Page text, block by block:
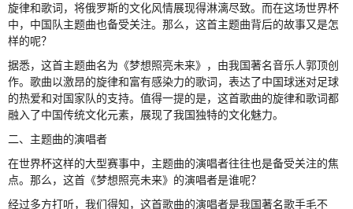
旋律和歌词，将俄罗斯的文化风情展现得淋漓尽致。而在这场世界杯
中，中国队主题曲也备受关注。那么，这首主题曲背后的故事又是怎
样的呢？
据悉，这首主题曲名为《梦想照亮未来》，由我国著名音乐人郭顶创
作。歌曲以激昂的旋律和富有感染力的歌词，表达了中国球迷对足球
的热爱和对国家队的支持。值得一提的是，这首歌曲的旋律和歌词都
融入了中国传统文化元素，展现了我国独特的文化魅力。
二、主题曲的演唱者
在世界杯这样的大型赛事中，主题曲的演唱者往往也是备受关注的焦
点。那么，这首《梦想照亮未来》的演唱者是谁呢？
经过多方打听，我们得知，这首歌曲的演唱者是我国著名歌手毛不